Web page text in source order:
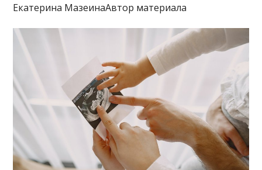
Екатерина МазеинаАвтор материала